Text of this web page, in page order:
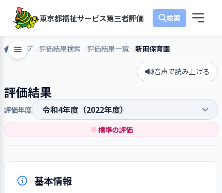
東京都福祉サービス第三者評価
トップ 評価結果検索 評価結果一覧 新田保育園
音声で読み上げる
評価結果
評価年度
標準の評価
基本情報